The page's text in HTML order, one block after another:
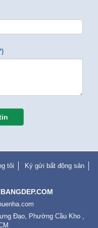
130.0m2 giá: 65.0 tỷ
Xem chi tiết
DỰ ÁN
để nhận được thông tin.